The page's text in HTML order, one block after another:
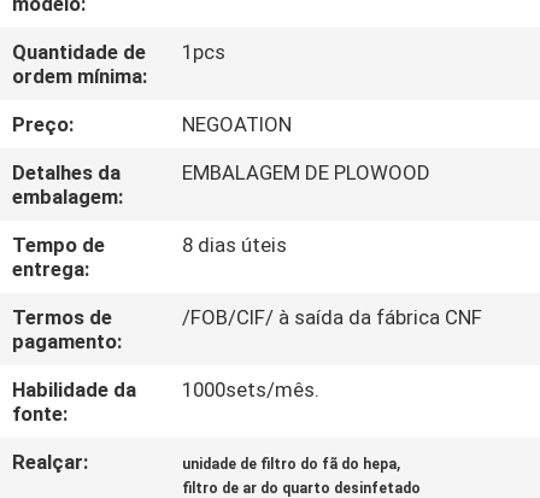
FÁBRICA
CONTROLE
DE
QUALIDADE
CONTACTE-
NOS
NOTÍCIAS
Quantidade de
ordem mínima:
1pcs
Preço:
NEGOATION
Detalhes da
embalagem:
EMBALAGEM DE PLOWOOD
Tempo de
entrega:
8 dias úteis
Termos de
pagamento:
/FOB/CIF/ à saída da fábrica CNF
Habilidade da
fonte:
1000sets/mês.
Realçar: unidade de filtro do fã do hepa,
filtro de ar do quarto desinfetado